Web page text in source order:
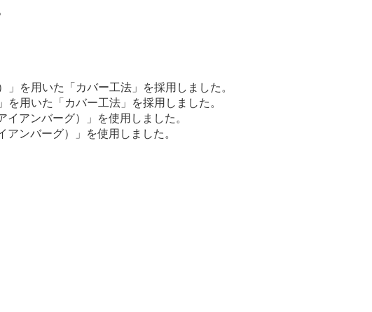
用いた「カバー工法」を採用しました。
ンバーグ）」を使用しました。